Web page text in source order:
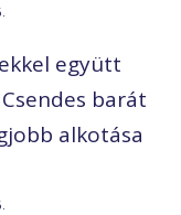
együtt
barát
alkotása